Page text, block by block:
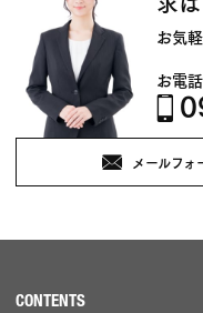
お気
お電
メールフォ
CONTENTS